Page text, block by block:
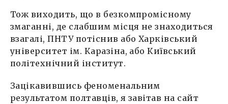
Тож виходить, що в безкомпромісному
змаганні, де слабшим місця не знаходиться
взагалі, ПНТУ потіснив або Харківський
університет ім. Каразіна, або Київський
політехнічний інститут.
Зацікавившись феноменальним
результатом полтавців, я завітав на сайт